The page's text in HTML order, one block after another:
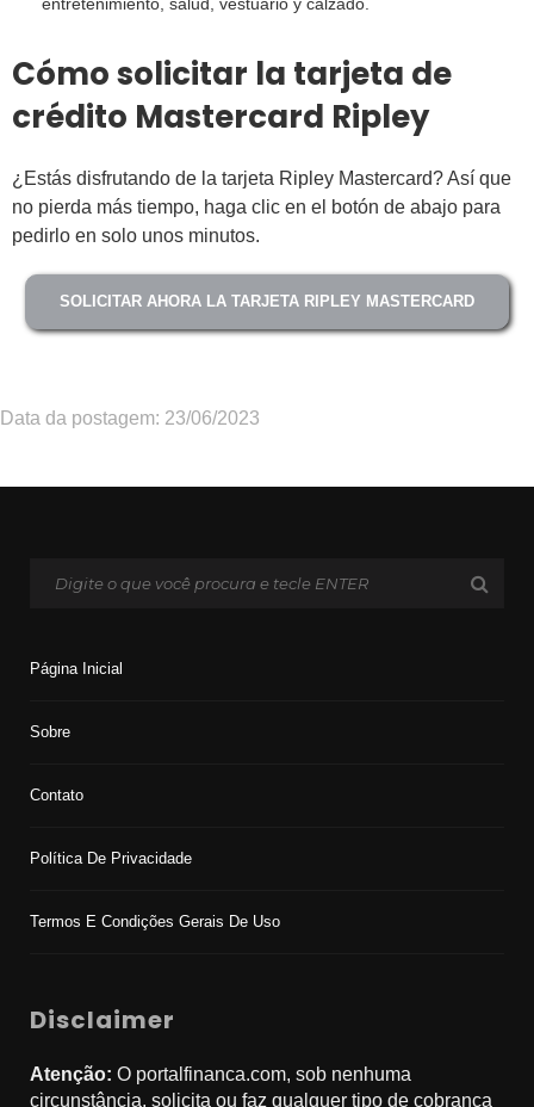
Cómo solicitar la tarjeta de
crédito Mastercard Ripley
¿Estás disfrutando de la tarjeta Ripley Mastercard? Así que
no pierda más tiempo, haga clic en el botón de abajo para
pedirlo en solo unos minutos.
SOLICITAR AHORA LA TARJETA RIPLEY MASTERCARD
Data da postagem: 23/06/2023
Página Inicial
Sobre
Contato
Política De Privacidade
Termos E Condições Gerais De Uso
Disclaimer
Atenção: O portalfinanca.com, sob nenhuma
circunstância, solicita ou faz qualquer tipo de cobrança